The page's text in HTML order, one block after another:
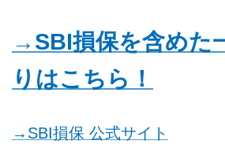
→SBI損保を含めた
りはこちら！
→SBI損保 公式サイト